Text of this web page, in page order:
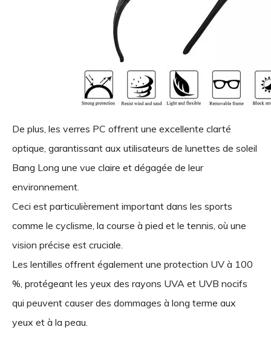
De plus, les verres PC offrent une excellente clarté
optique, garantissant aux utilisateurs de lunettes de soleil
Bang Long une vue claire et dégagée de leur
environnement.
Ceci est particulièrement important dans les sports
comme le cyclisme, la course à pied et le tennis, où une
vision précise est cruciale.
Les lentilles offrent également une protection UV à 100
%, protégeant les yeux des rayons UVA et UVB nocifs
qui peuvent causer des dommages à long terme aux
yeux et à la peau.